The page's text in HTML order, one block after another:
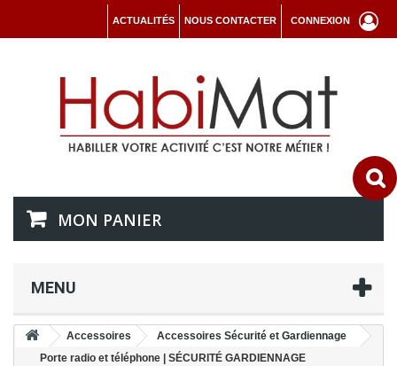
CONNEXION
NOUS CONTACTER
ACTUALITÉS
MON PANIER
MENU
Accessoires
Accessoires Sécurité et Gardiennage
Porte radio et téléphone | SÉCURITÉ GARDIENNAGE